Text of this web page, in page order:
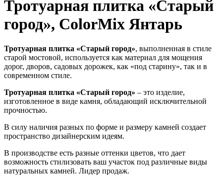
Тротуарная плитка «Старый
город», ColorMix Янтарь
Тротуарная плитка «Старый город», выполненная в стиле
старой мостовой, используется как материал для мощения
дорог, дворов, садовых дорожек, как «под старину», так и в
современном стиле.
Тротуарная плитка «Старый город» – это изделие,
изготовленное в виде камня, обладающий исключительной
прочностью.
В силу наличия разных по форме и размеру камней создает
пространство дизайнерским идеям.
В производстве есть разные оттенки цветов, что дает
возможность стилизовать ваш участок под различные виды
натуральных камней. Лидер продаж.